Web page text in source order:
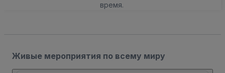
время.
Живые мероприятия по всему миру